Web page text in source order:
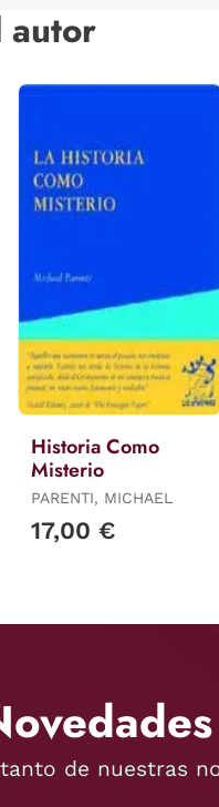
autor
Historia Como
Misterio
PARENTI, MICHAEL
17,00 €
de nuestras